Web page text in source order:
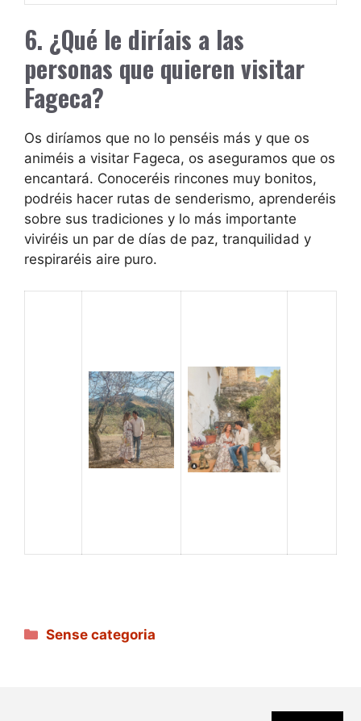
6. ¿Qué le diríais a las
personas que quieren visitar
Fageca?
Os diríamos que no lo penséis más y que os
animéis a visitar Fageca, os aseguramos que os
encantará. Conoceréis rincones muy bonitos,
podréis hacer rutas de senderismo, aprenderéis
sobre sus tradiciones y lo más importante
viviréis un par de días de paz, tranquilidad y
respiraréis aire puro.
Categories
Sense categoria